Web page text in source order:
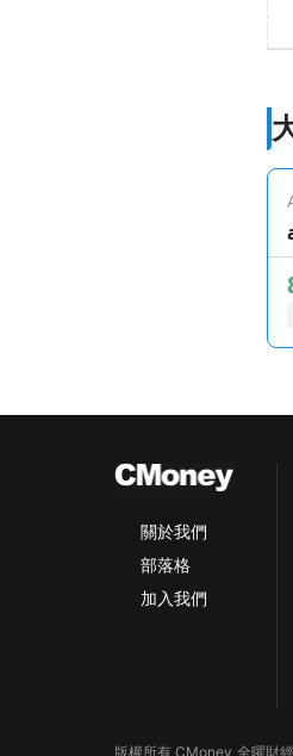
關於我們
部落格
加入我們
版權所有 CMoney 全曜